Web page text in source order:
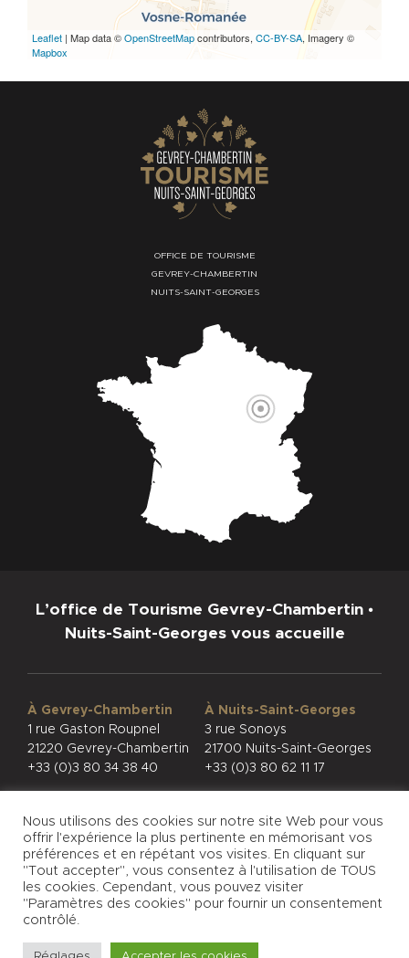
Leaflet | Map data ©OpenStreetMapcontributors, CC-BY-SA, Imagery ©
Mapbox
OFFICE DE TOURISME
GEVREY-CHAMBERTIN
NUITS-SAINT-GEORGES
L’office de Tourisme Gevrey-Chambertin •
Nuits-Saint-Georges vous accueille
À Gevrey-Chambertin
1 rue Gaston Roupnel
21220 Gevrey-Chambertin
+33 (0)3 80 34 38 40
À Nuits-Saint-Georges
3 rue Sonoys
21700 Nuits-Saint-Georges
+33 (0)3 80 62 11 17
CONFIDENTIALITÉ
MENTIONS LÉGALES
© PHOTOS
Nous utilisons des cookies sur notre site Web pour vous
offrir l'expérience la plus pertinente en mémorisant vos
préférences et en répétant vos visites. En cliquant sur
"Tout accepter", vous consentez à l'utilisation de TOUS
les cookies. Cependant, vous pouvez visiter
"Paramètres des cookies" pour fournir un consentement
contrôlé.